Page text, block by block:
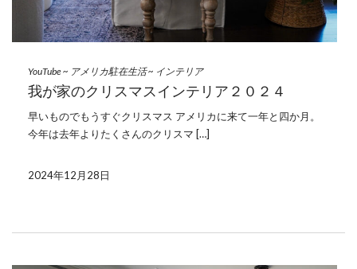
YouTube~ アメリカ駐在生活~ インテリア
我が家のクリスマスインテリア２０２４
早いものでもうすぐクリスマス アメリカに来て一年と四か月。
今年は去年よりたくさんのクリスマ […]
2024年12月28日